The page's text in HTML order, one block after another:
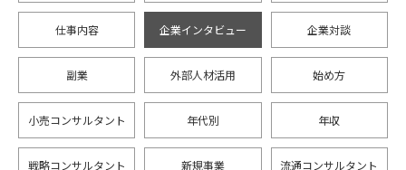
仕事内容 企業インタビュー 企業対談
副業 外部人材活用 始め方
小売コンサルタント 年代別 年収
戦略コンサルタント 新規事業 流通コンサルタント